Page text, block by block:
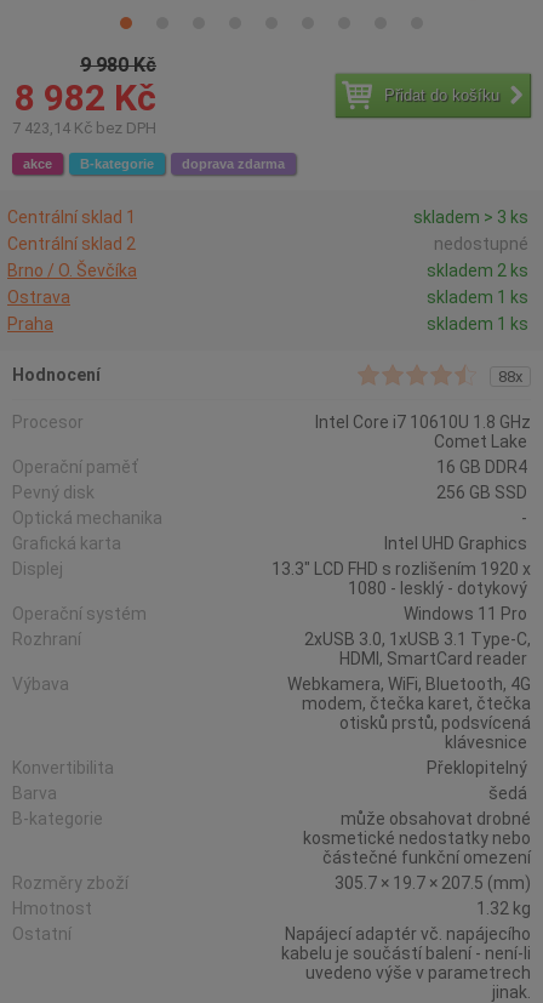
9 980 Kč
8 982 Kč
7 423,14 Kč bez DPH
Přidat do košíku
akce B-kategorie doprava zdarma
Centrální sklad 1
skladem > 3 ks
Centrální sklad 2
nedostupné
Brno / O. Ševčíka
skladem 2 ks
Ostrava
skladem 1 ks
Praha
skladem 1 ks
Hodnocení 88x
Procesor
Intel Core i7 10610U 1.8 GHz
Comet Lake
Operační paměť
16 GB DDR4
Pevný disk
256 GB SSD
Optická mechanika
-
Grafická karta
Intel UHD Graphics
Displej
13.3" LCD FHD s rozlišením 1920 x
1080 - lesklý - dotykový
Operační systém
Windows 11 Pro
Rozhraní
2xUSB 3.0, 1xUSB 3.1 Type-C,
HDMI, SmartCard reader
Výbava
Webkamera, WiFi, Bluetooth, 4G
modem, čtečka karet, čtečka
otisků prstů, podsvícená
klávesnice
Konvertibilita
Překlopitelný
Barva
šedá
B-kategorie
může obsahovat drobné
kosmetické nedostatky nebo
částečné funkční omezení
Rozměry zboží
305.7 × 19.7 × 207.5 (mm)
Hmotnost
1.32 kg
Ostatní
Napájecí adaptér vč. napájecího
kabelu je součástí balení - není-li
uvedeno výše v parametrech
jinak.